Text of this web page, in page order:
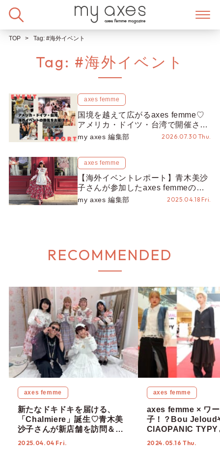
TOP Tag: #海外イベント
Tag: #海外イベント
axes femme
国境を越えて広がるaxes femme♡
アメリカ・ドイツ・台湾で開催され
たイベントをお届け！美沙子さんか
my axes 編集部 2026.07.30 Thu.
axes femme
【海外イベントレポート】青木美沙
子さんが参加したaxes femmeの韓
国POP UPは大盛況♡2日間の様子
my axes 編集部 2025.04.18 Fri.
RECOMMENDED
axes femme
新たなドキドキを届ける、
「Chalmiere」誕生♡青木美
沙子さんが新店舗を訪問＆大
阪に待望の単独店舗OPEN！
2025.04.04 Fri.
axes femme
axes femme × ワ
子！？Bou Jeloud
CIAOPANIC TYPY
したスタイリング
2024.05.16 Thu.